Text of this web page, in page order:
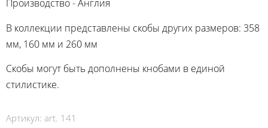
Производство - Англия
В коллекции представлены скобы других размеров: 358
мм, 160 мм и 260 мм
Скобы могут быть дополнены кнобами в единой
стилистике.
Артикул: art. 141